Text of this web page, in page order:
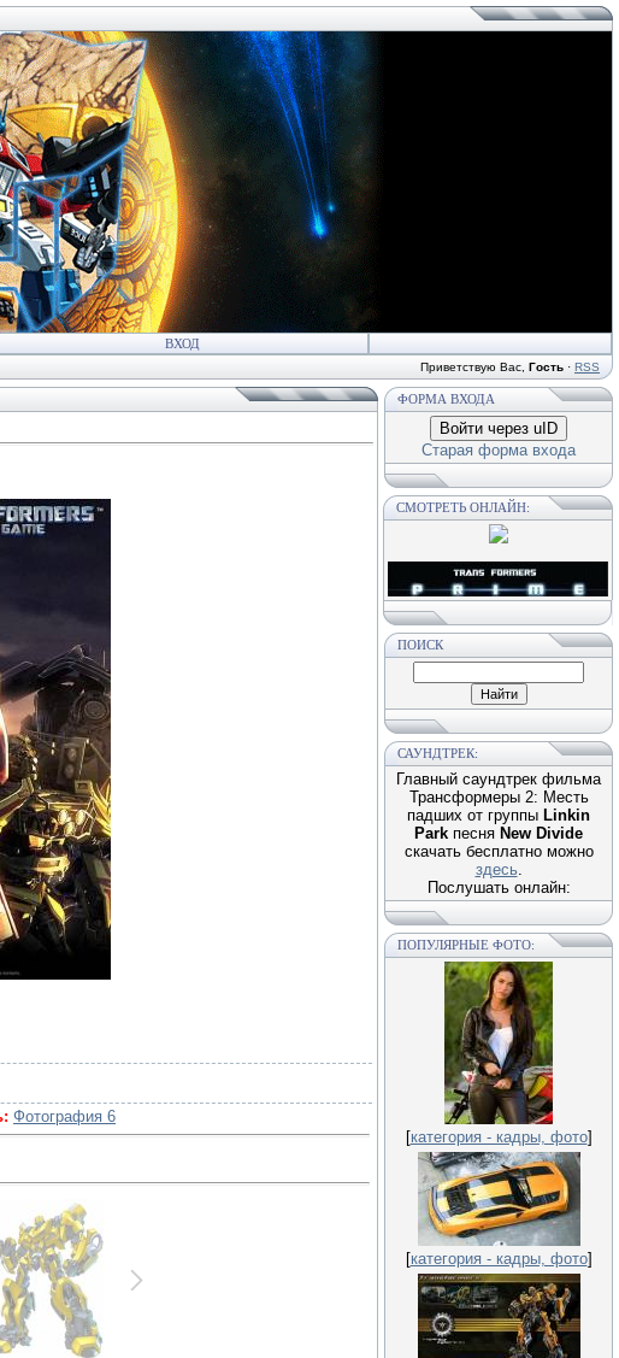
ВХОД
Приветствую Вас Гость · RSS
Фотография 6
ФОРМА ВХОДА
Войти через uID
Старая форма входа
СМОТРЕТЬ ОНЛАЙН:
ПОИСК
САУНДТРЕК:
Главный саундтрек фильма
Трансформеры 2: Месть
падших от группы Linkin
Park песня New Divide
скачать бесплатно можно
здесь.
Послушать онлайн:
ПОПУЛЯРНЫЕ ФОТО:
[категория - кадры, фото]
[категория - кадры, фото]